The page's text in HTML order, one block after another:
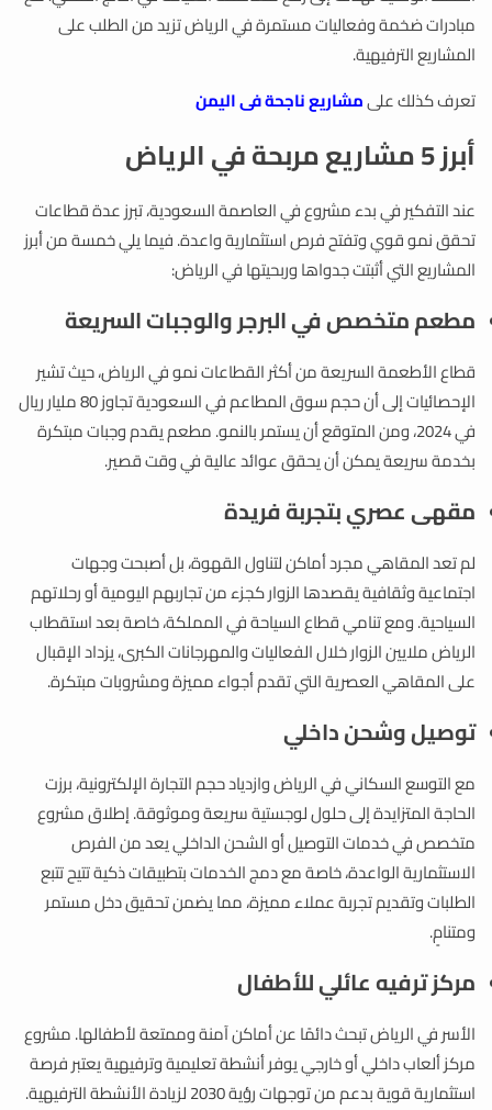
مبادرات ضخمة وفعاليات مستمرة في الرياض تزيد من الطلب على
المشاريع الترفيهية.
تعرف كذلك علىمشاريع ناجحة فى اليمن
أبرز 5 مشاريع مربحة في الرياض
عند التفكير في بدء مشروع في العاصمة السعودية، تبرز عدة قطاعات
تحقق نمو قوي وتفتح فرص استثمارية واعدة. فيما يلي خمسة من أبرز
المشاريع التي أثبتت جدواها وربحيتها في الرياض:
مطعم متخصص في البرجر والوجبات السريعة
قطاع الأطعمة السريعة من أكثر القطاعات نمو في الرياض، حيث تشير
الإحصائيات إلى أن حجم سوق المطاعم في السعودية تجاوز 80 مليار ريال
في 2024، ومن المتوقع أن يستمر بالنمو. مطعم يقدم وجبات مبتكرة
بخدمة سريعة يمكن أن يحقق عوائد عالية في وقت قصير.
مقهى عصري بتجربة فريدة
لم تعد المقاهي مجرد أماكن لتناول القهوة، بل أصبحت وجهات
اجتماعية وثقافية يقصدها الزوار كجزء من تجاربهم اليومية أو رحلاتهم
السياحية. ومع تنامي قطاع السياحة في المملكة، خاصة بعد استقطاب
الرياض ملايين الزوار خلال الفعاليات والمهرجانات الكبرى، يزداد الإقبال
على المقاهي العصرية التي تقدم أجواء مميزة ومشروبات مبتكرة.
توصيل وشحن داخلي
مع التوسع السكاني في الرياض وازدياد حجم التجارة الإلكترونية، برزت
الحاجة المتزايدة إلى حلول لوجستية سريعة وموثوقة. إطلاق مشروع
متخصص في خدمات التوصيل أو الشحن الداخلي يعد من الفرص
الاستثمارية الواعدة، خاصة مع دمج الخدمات بتطبيقات ذكية تتيح تتبع
الطلبات وتقديم تجربة عملاء مميزة، مما يضمن تحقيق دخل مستمر
ومتنامٍ.
مركز ترفيه عائلي للأطفال
الأسر في الرياض تبحث دائمًا عن أماكن آمنة وممتعة لأطفالها. مشروع
مركز ألعاب داخلي أو خارجي يوفر أنشطة تعليمية وترفيهية يعتبر فرصة
استثمارية قوية بدعم من توجهات رؤية 2030 لزيادة الأنشطة الترفيهية.